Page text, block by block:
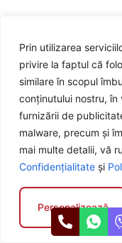
Prin utilizarea
privire la faptul că
similare în scopul
conținutului nostru, în
furnizării de
malware, precum și
mai multe detalii, vă
Confidențialitate și
Personalizează